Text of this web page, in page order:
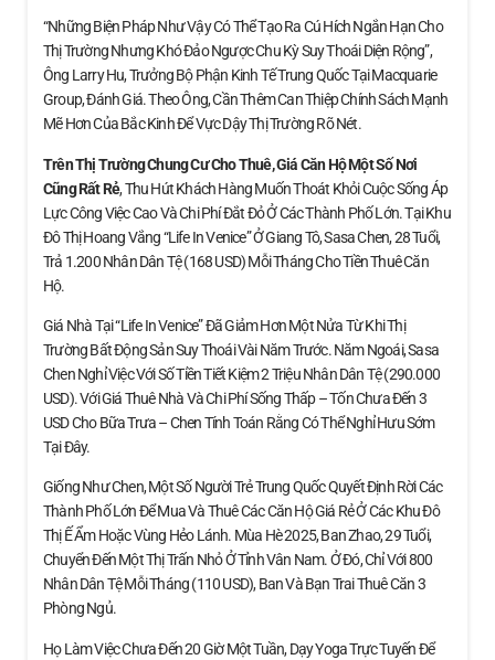
“Những Biện Pháp Như Vậy Có Thể Tạo Ra Cú Hích Ngắn Hạn Cho
Thị Trường Nhưng Khó Đảo Ngược Chu Kỳ Suy Thoái Diện Rộng”,
Ông Larry Hu, Trưởng Bộ Phận Kinh Tế Trung Quốc Tại Macquarie
Group, Đánh Giá. Theo Ông, Cần Thêm Can Thiệp Chính Sách Mạnh
Mẽ Hơn Của Bắc Kinh Để Vực Dậy Thị Trường Rõ Nét.
Trên Thị Trường Chung Cư Cho Thuê, Giá Căn HộMột Số Nơi
Cũng Rất Rẻ, Thu Hút Khách Hàng Muốn Thoát Khỏi Cuộc Sống Áp
Lực Công Việc Cao Và Chi Phí Đắt Đỏ Ở Các Thành Phố Lớn. Tại Khu
Đô Thị Hoang Vắng “Life In Venice” Ở Giang Tô, Sasa Chen, 28 Tuổi,
Trả 1.200 Nhân Dân Tệ (168 USD) Mỗi Tháng Cho Tiền Thuê Căn
Hộ.
Giá Nhà Tại “Life In Venice” Đã Giảm Hơn Một Nửa Từ Khi Thị
Trường Bất Động Sản Suy Thoái Vài Năm Trước. Năm Ngoái, Sasa
Chen Nghỉ Việc Với Số Tiền Tiết Kiệm 2 Triệu Nhân Dân Tệ (290.000
USD). Với Giá Thuê Nhà Và Chi Phí Sống Thấp – Tốn Chưa Đến 3
USD Cho Bữa Trưa – Chen Tính Toán Rằng Có Thể Nghỉ Hưu Sớm
Tại Đây.
Giống Như Chen, Một Số Người Trẻ Trung Quốc Quyết Định Rời Các
Thành Phố Lớn Để Mua Và Thuê Các Căn Hộ Giá Rẻ Ở Các Khu Đô
Thị Ế Ẩm Hoặc Vùng Hẻo Lánh. Mùa Hè 2025, Ban Zhao, 29 Tuổi,
Chuyển Đến Một Thị Trấn Nhỏ Ở Tỉnh Vân Nam. Ở Đó, Chỉ Với 800
Nhân Dân Tệ Mỗi Tháng (110 USD), Ban Và Bạn Trai Thuê Căn 3
Phòng Ngủ.
Họ Làm Việc Chưa Đến 20 Giờ Một Tuần, Dạy Yoga Trực Tuyến Để